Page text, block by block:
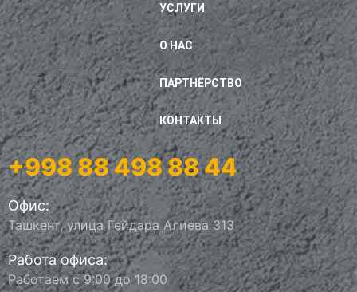
УСЛУГИ
О НАС
ПАРТНЁРСТВО
КОНТАКТЫ
+998 88 498 88 44
Офис:
Ташкент, улица Гейдара Алиева 313
Работа офиса:
Работаем с 9:00 до 18:00